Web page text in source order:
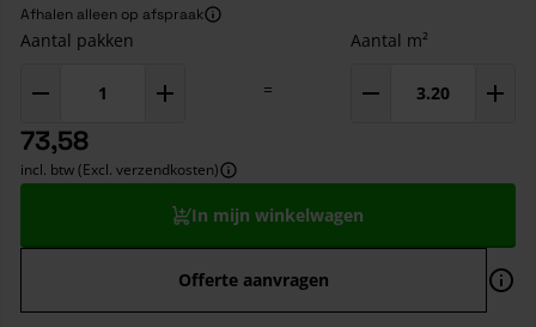
Afhalen alleen op afspraak
Aantal pakken
=
Aantal m²
73,58
incl. btw (Excl. verzendkosten)
In mijn winkelwagen
Offerte aanvragen